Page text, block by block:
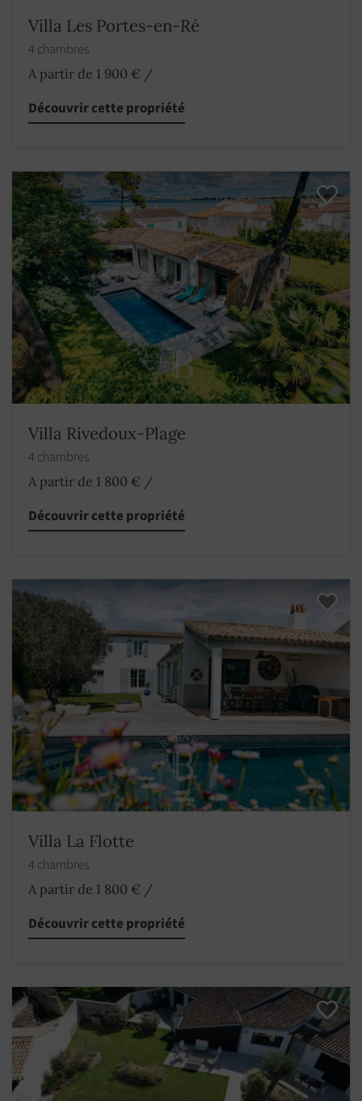
Villa Les Portes-en-Ré
4 chambres
A partir de 1 900 € /
Découvrir cette propriété
Villa Rivedoux-Plage
4 chambres
A partir de 1 800 € /
Découvrir cette propriété
Villa La Flotte
4 chambres
A partir de 1 800 € /
Découvrir cette propriété